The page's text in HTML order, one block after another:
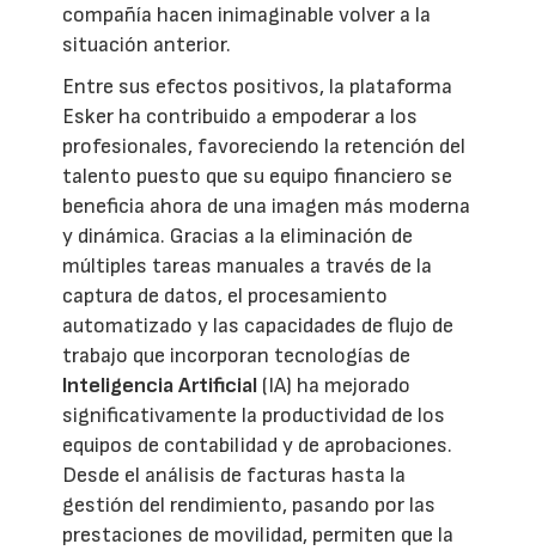
compañía hacen inimaginable volver a la
situación anterior.
Entre sus efectos positivos, la plataforma
Esker ha contribuido a empoderar a los
profesionales, favoreciendo la retención del
talento puesto que su equipo financiero se
beneficia ahora de una imagen más moderna
y dinámica. Gracias a la eliminación de
múltiples tareas manuales a través de la
captura de datos, el procesamiento
automatizado y las capacidades de flujo de
trabajo que incorporan tecnologías de
Inteligencia Artificial (IA) ha mejorado
significativamente la productividad de los
equipos de contabilidad y de aprobaciones.
Desde el análisis de facturas hasta la
gestión del rendimiento, pasando por las
prestaciones de movilidad, permiten que la